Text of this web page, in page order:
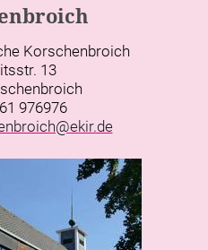
Korschenbroich
13
976976